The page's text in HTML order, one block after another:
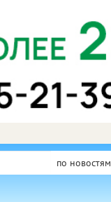
по новостям